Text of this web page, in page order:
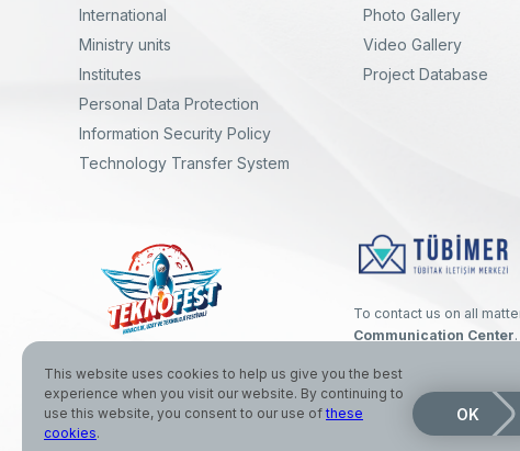
International
Ministry units
Institutes
Personal Data Protection
Information Security Policy
Technology Transfer System
Photo Gallery
Video Gallery
Project Database
LinkedinInstagramFacebookYoutubeBülten
To contact us on all
Communication Center.
© 2026 The Scientific and Technological Research Council of
This website uses cookies to help us give you the best
experience when you visit our website. By continuing to
use this website, you consent to our use of these
cookies.
OK